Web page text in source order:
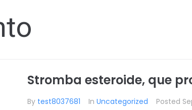
Stromba esteroide, que
By test8037681 In Uncategorized Posted